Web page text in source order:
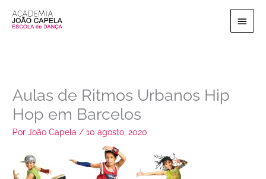
para
Menu
Aulas de Ritmos Urbanos Hip
Hop em Barcelos
PorJoão Capela /10 agosto, 2020